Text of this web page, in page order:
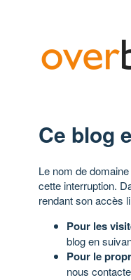
Ce blog
Le nom de
cette interruption.
rendant son accès
Pour les
blog en
Pour le
nous